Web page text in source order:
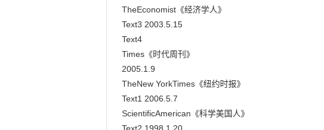
TheEconomist《经济学人》
Text3 2003.5.15
Text4
Times《时代周刊》
2005.1.9
TheNew YorkTimes《纽约时报》
Text1 2006.5.7
ScientificAmerican《科学美国人》